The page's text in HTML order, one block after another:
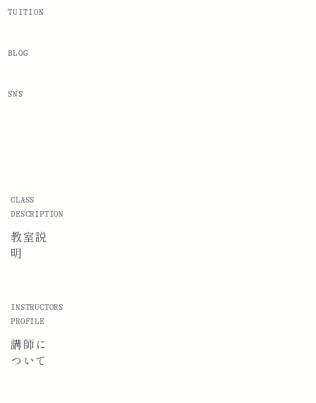
TUITION
BLOG
SNS
CLASS
DESCRIPTION
教室説
明
INSTRUCTORS
PROFILE
講師に
ついて